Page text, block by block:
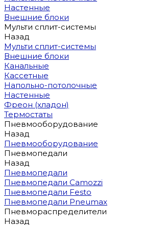
Настенные
Внешние блоки
Мульти сплит-системы
Назад
Мульти сплит-системы
Внешние блоки
Канальные
Кассетные
Напольно-потолочные
Настенные
Фреон (хладон)
Термостаты
Пневмооборудование
Назад
Пневмооборудование
Пневмопедали
Назад
Пневмопедали
Пневмопедали Camozzi
Пневмопедали Festo
Пневмопедали Pneumax
Пневмораспределители
Назад